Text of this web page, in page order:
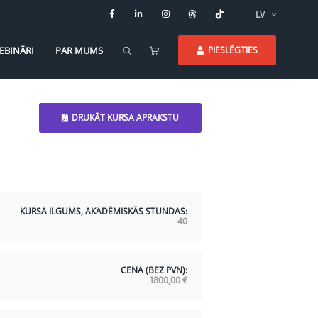
LV
PAR MUMS PIESLĒGTIES
DRUKĀT KURSA APRAKSTU
KURSA ILGUMS, AKADĒMISKĀS STUNDAS:
40
CENA (BEZ PVN):
1800,00€